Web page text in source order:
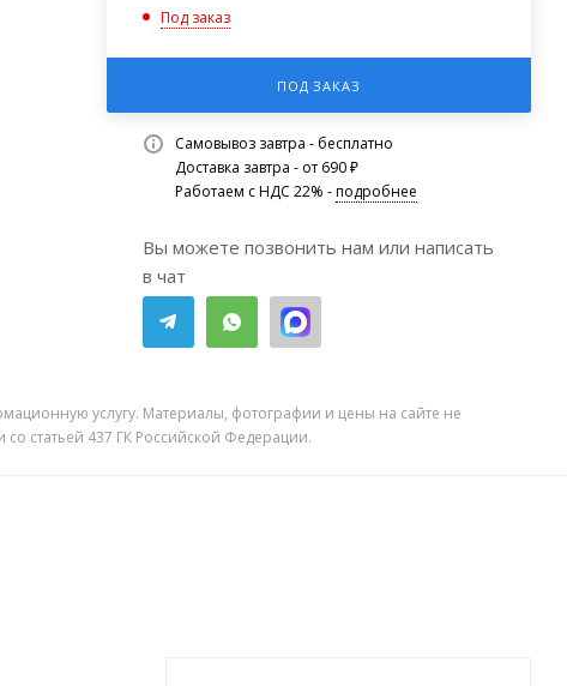
Под заказ
ПОД ЗАКАЗ
Самовывоз завтра - бесплатно
Доставка завтра - от 690 ₽
Работаем с НДС 22% -подробнее
Вы можете позвонить нам или написать
в чат
услугу. Материалы, фотографии и цены на сайте не
со статьей 437 ГК Российской Федерации.